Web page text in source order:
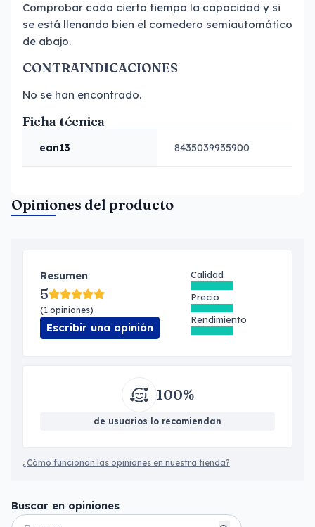
Comprobar cada cierto tiempo la capacidad y si
se está llenando bien el comedero semiautomático
de abajo.
CONTRAINDICACIONES
No se han encontrado.
Ficha técnica
ean13 8435039935900
Opiniones del producto
Resumen
5
(1 opiniones)
Escribir una opinión
Calidad
Precio
Rendimiento
100%
de usuarios lo recomiendan
¿Cómo funcionan las opiniones en nuestra tienda?
Buscar en opiniones